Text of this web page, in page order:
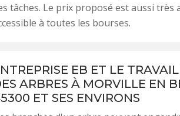
tâches. Le prix proposé est aussi très
à toutes les bourses.
EB ET LE
ARBRES À MORVILLE EN
ET SES ENVIRONS